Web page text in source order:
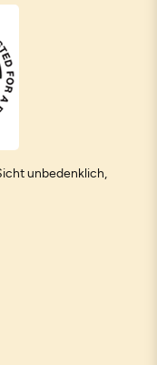
unbedenklich,